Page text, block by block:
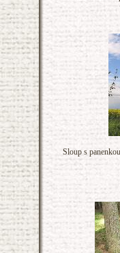
Sloup s